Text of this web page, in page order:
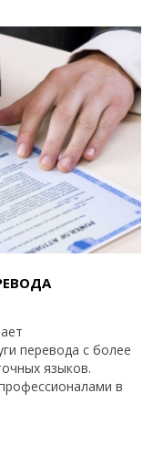
перевода с более
языков.
в